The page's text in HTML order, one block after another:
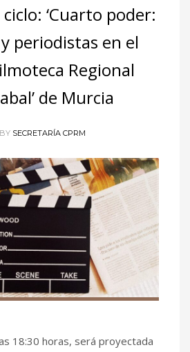
‘Cuarto poder:
periodistas en el
Regional
de Murcia
BY SECRETARÍA CPRM
18:30 horas, será proyectada